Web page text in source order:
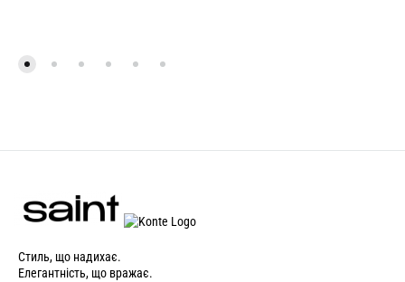
Стиль, що надихає.
Елегантність, що вражає.